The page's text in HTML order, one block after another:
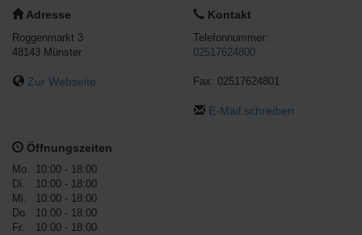
Adresse
Roggenmarkt 3
48143 Münster
Zur Webseite
Kontakt
Telefonnummer:
02517624800
Fax: 02517624801
E-Mail schreiben
Öffnungszeiten
Mo.
10:00 - 18:00
Di.
10:00 - 18:00
Mi.
10:00 - 18:00
Do.
10:00 - 18:00
Fr.
10:00 - 18:00